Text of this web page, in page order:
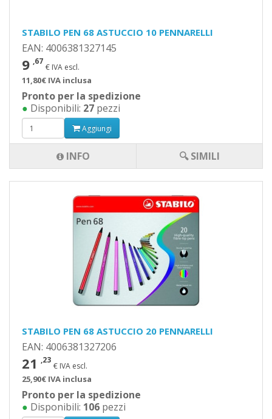
STABILO PEN 68 ASTUCCIO 10 PENNARELLI
EAN: 4006381327145
9 ,67
€ IVA escl.
11,80€ IVA inclusa
Pronto per la spedizione
● Disponibili: 27 pezzi
Aggiungi
INFO 🔍 SIMILI
STABILO PEN 68 ASTUCCIO 20 PENNARELLI
EAN: 4006381327206
21 ,23
€ IVA escl.
25,90€ IVA inclusa
Pronto per la spedizione
● Disponibili: 106 pezzi